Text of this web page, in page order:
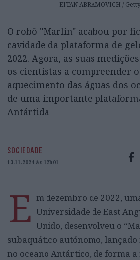
EITAN ABRAMOVICH /
O robô "Marlin" acabou por
cavidade da plataforma de
2022. Agora, as suas
os cientistas a compreender
aquecimento das águas dos
de uma importante
Antártida
SOCIEDADE
13.11.2024 às 12h01
E m dezembro de 2022,
Universidade de East
Unido, desenvolveu o
subaquático autónomo, lançado
no oceano Antártico, de forma